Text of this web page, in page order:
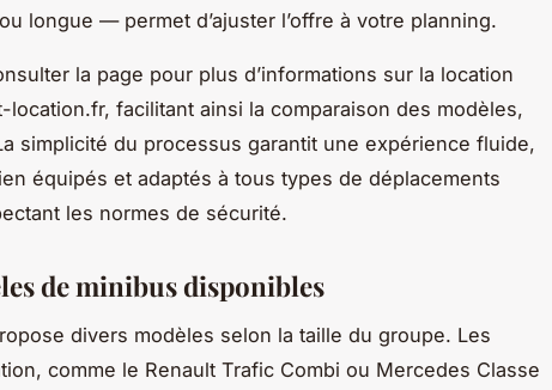
longue — permet d’ajuster l’offre à votre planning.
la page pour plus d’informations sur la location
facilitant ainsi la comparaison des modèles,
simplicité du processus garantit une expérience fluide,
équipés et adaptés à tous types de déplacements
les normes de sécurité.
de minibus disponibles
divers modèles selon la taille du groupe. Les
comme le Renault Trafic Combi ou Mercedes Classe